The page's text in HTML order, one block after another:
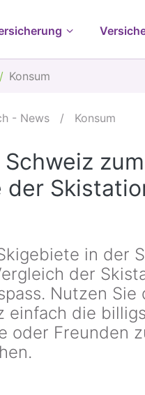
Konsum
- News / Konsum
der
in der
der
Nutzen Sie
einfach die
oder Freunden